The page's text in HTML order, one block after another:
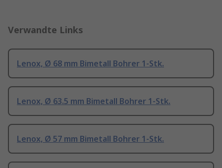
Verwandte Links
Lenox, Ø 68 mm Bimetall Bohrer 1-Stk.
Lenox, Ø 63.5 mm Bimetall Bohrer 1-Stk.
Lenox, Ø 57 mm Bimetall Bohrer 1-Stk.